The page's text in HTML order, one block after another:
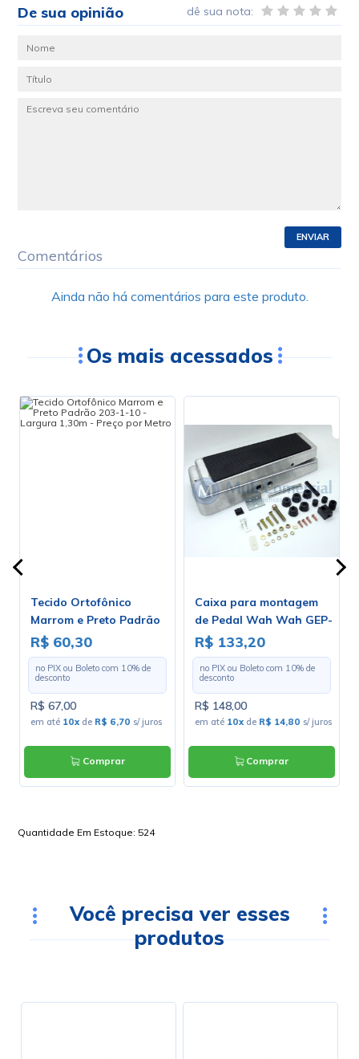
De sua opinião dê sua nota:
ENVIAR
Comentários
Ainda não há comentários para este produto.
Os mais acessados
Tecido Ortofônico
Marrom e Preto Padrão
203-1-10 - Largura 1,30m
- Preço por Metro
R$ 60,30
no PIX ou Boleto com 10% de
desconto
R$ 67,00
em até 10xde R$ 6,70 s/ juros
Comprar
Caixa para montagem
de Pedal Wah Wah GEP-
2
R$ 133,20
no PIX ou Boleto com 10% de
desconto
R$ 148,00
em até 10xde R$ 14,80 s/ juros
Comprar
Quantidade Em Estoque: 524
Você precisa ver esses
produtos